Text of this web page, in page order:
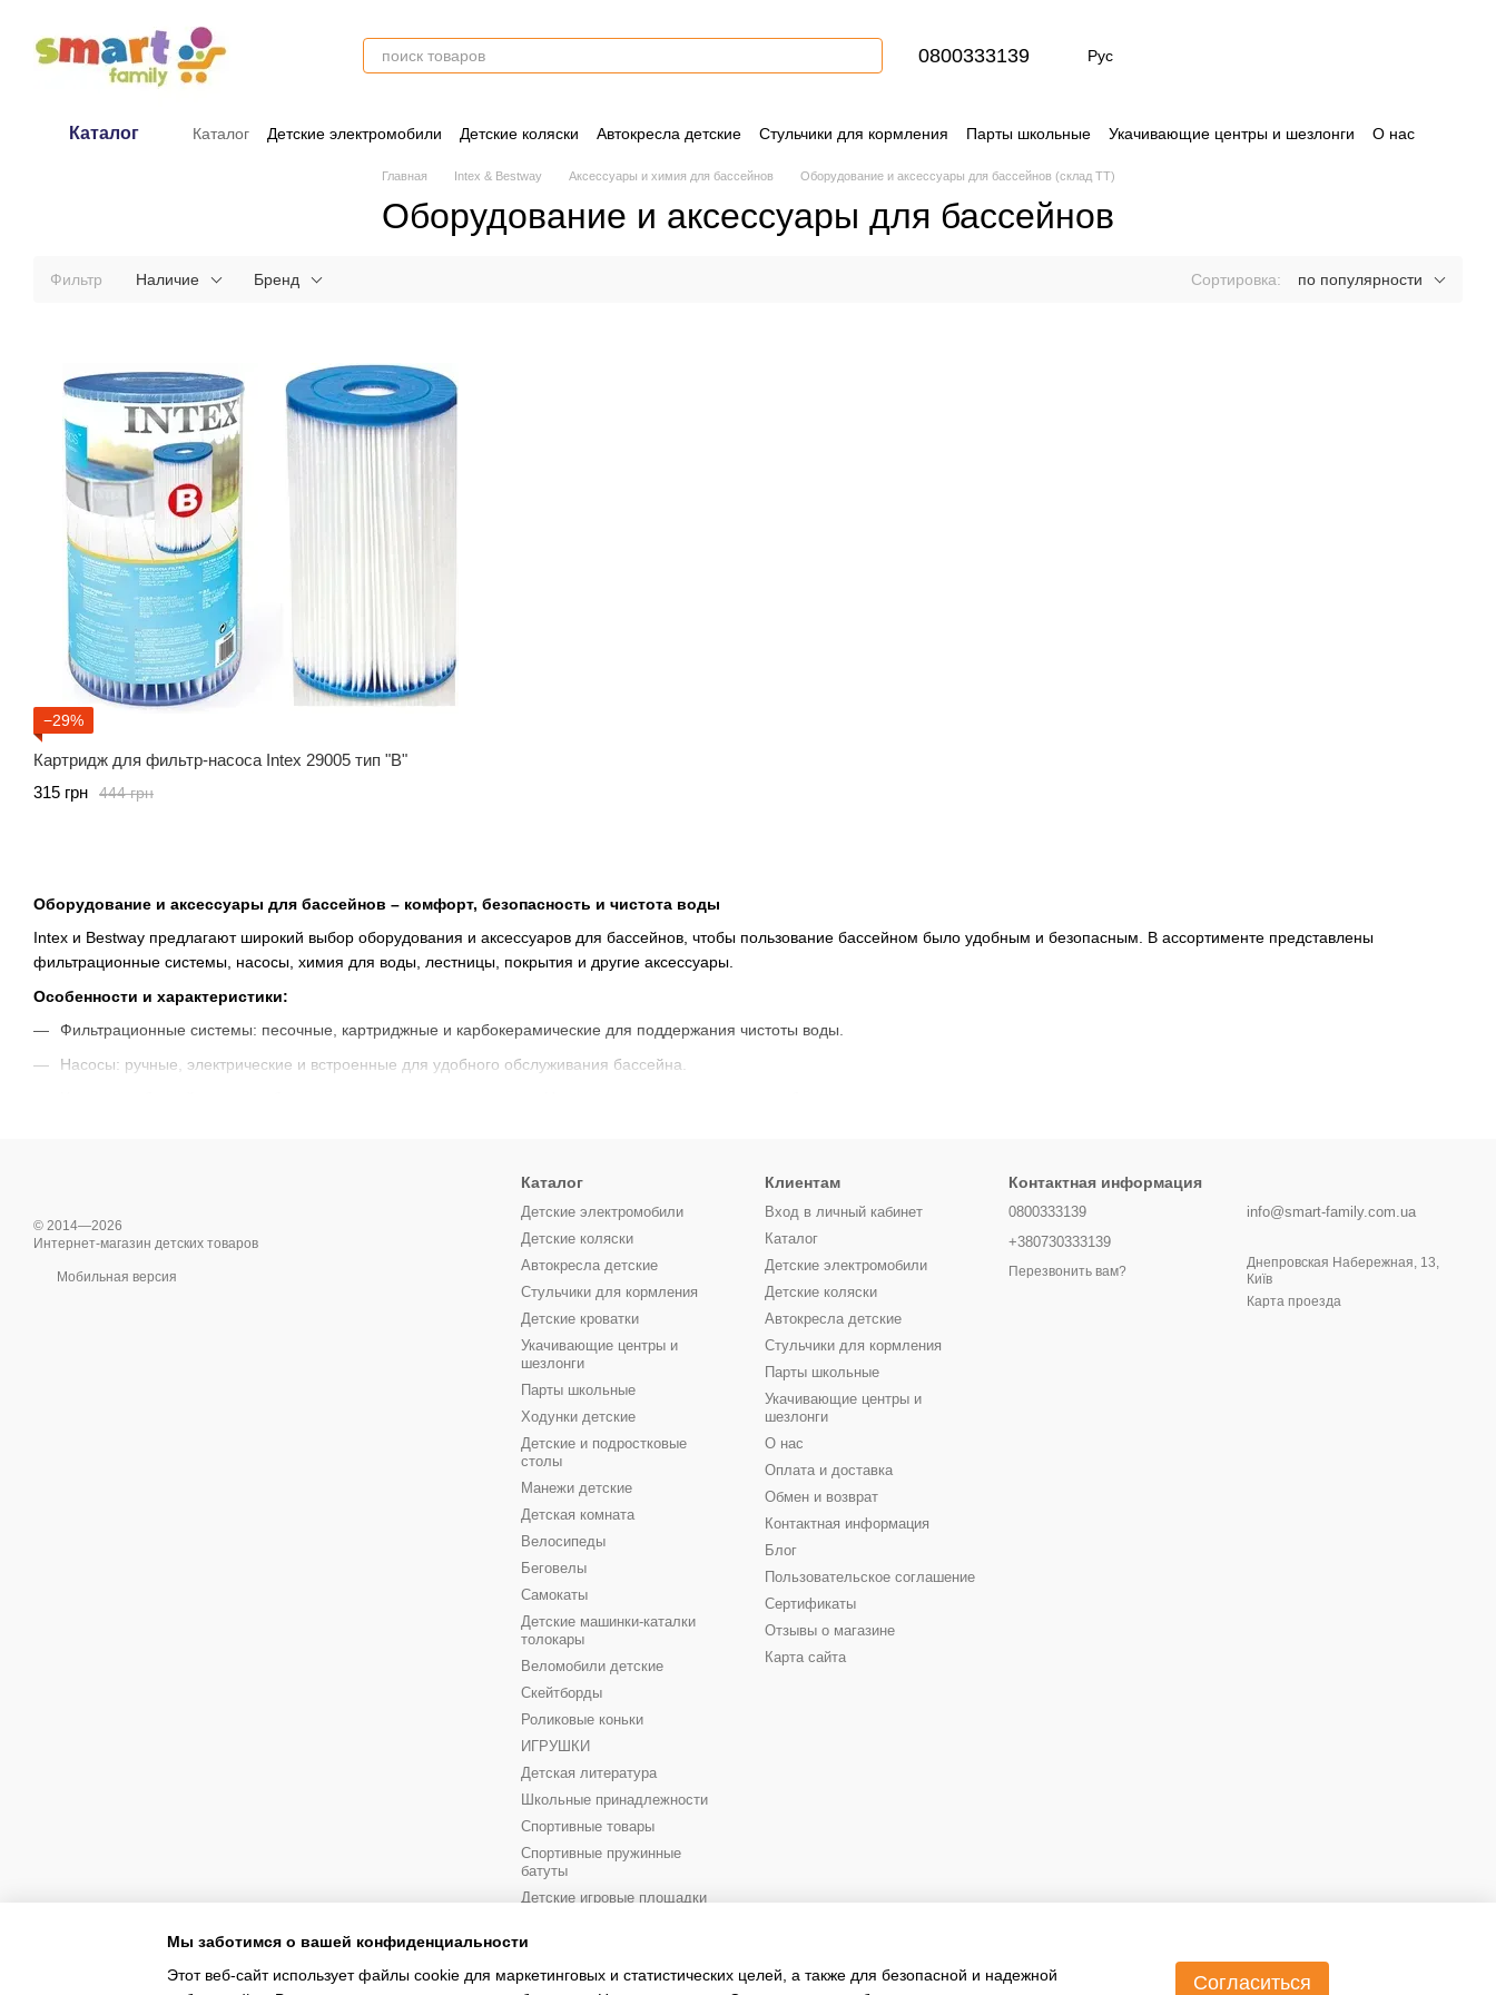
0800333139 Рус
Каталог Каталог Детские электромобили Детские коляски Автокресла детские Стульчики для кормления Парты школьные Укачивающие центры и шезлонги
О нас
Главная Intex & Bestway Аксессуары и химия для бассейнов Оборудование и аксессуары для бассейнов (склад TT)
Оборудование и аксессуары для бассейнов
Фильтр Наличие Бренд Сортировка: по популярности
Оборудование и аксессуары для бассейнов – комфорт, безопасность и чистота воды
Intex и Bestway предлагают широкий выбор оборудования и аксессуаров для бассейнов, чтобы пользование бассейном было удобным и безопасным. В ассортименте представлены
фильтрационные системы, насосы, химия для воды, лестницы, покрытия и другие аксессуары.
Особенности и характеристики:
Фильтрационные системы: песочные, картриджные и карбокерамические для поддержания чистоты воды.
Насосы: ручные, электрические и встроенные для удобного обслуживания бассейна.
−29%
Картридж для фильтр-насоса Intex 29005 тип "B"
444 грн
315 грн
© 2014—2026
Интернет-магазин детских товаров
Мобильная версия
Каталог
Детские электромобили
Детские коляски
Автокресла детские
Стульчики для кормления
Детские кроватки
Укачивающие центры и
шезлонги
Парты школьные
Ходунки детские
Детские и подростковые
столы
Манежи детские
Детская комната
Велосипеды
Беговелы
Самокаты
Детские машинки-каталки
толокары
Веломобили детские
Скейтборды
Роликовые коньки
ИГРУШКИ
Детская литература
Школьные принадлежности
Спортивные товары
Спортивные пружинные
батуты
Детские игровые площадки
Intex & Bestway
Новые товары
Клиентам
Вход в личный кабинет
Каталог
Детские электромобили
Детские коляски
Автокресла детские
Стульчики для кормления
Парты школьные
Укачивающие центры и
шезлонги
О нас
Оплата и доставка
Обмен и возврат
Контактная информация
Блог
Пользовательское соглашение
Сертификаты
Отзывы о магазине
Карта сайта
Контактная информация
0800333139
+380730333139
Перезвонить вам?
info@smart-family.com.ua
Днепровская Набережная, 13,
Київ
Карта проезда
Мы заботимся о вашей конфиденциальности
Этот веб-сайт использует файлы cookie для маркетинговых и статистических целей, а также для безопасной и надежной
Согласиться